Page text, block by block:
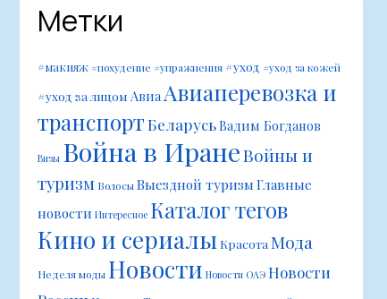
Метки
#макияж #похудение #упражнения #уход #уход за кожей
#уход за лицом Авиа Авиаперевозка и
транспортБеларусьВадим Богданов
Визы Война в ИранеВойны и
туризм ВолосыВыездной туризмГлавные
новости Интересное Каталог тегов
Кино и сериалыКрасота Мода
Неделя моды Новости Новости ОАЭ Новости